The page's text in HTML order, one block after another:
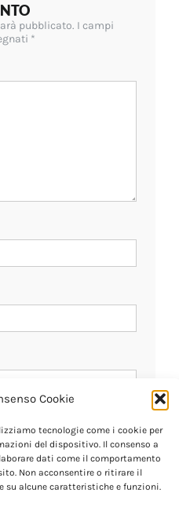
Cookie
tecnologie come i cookie per
del dispositivo. Il consenso a
dati come il comportamento
Non acconsentire o ritirare il
su alcune caratteristiche e funzioni.
pubblicato. I campi
*